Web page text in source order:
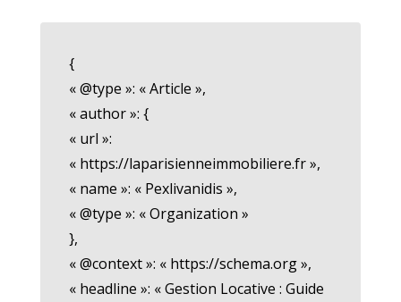
{
« @type »: « Article »,
« author »: {
« url »:
« https://laparisienneimmobiliere.fr »,
« name »: « Pexlivanidis »,
« @type »: « Organization »
},
« @context »: « https://schema.org »,
« headline »: « Gestion Locative : Guide